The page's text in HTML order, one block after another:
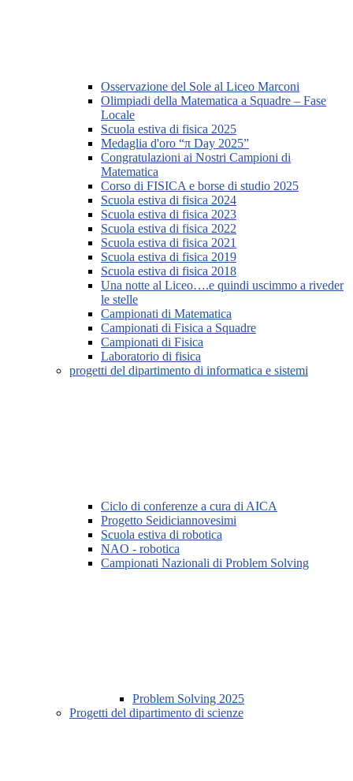
Osservazione del Sole al Liceo Marconi
Olimpiadi della Matematica a Squadre – Fase
Locale
Scuola estiva di fisica 2025
Medaglia d'oro “π Day 2025”
Congratulazioni ai Nostri Campioni di
Matematica
Corso di FISICA e borse di studio 2025
Scuola estiva di fisica 2024
Scuola estiva di fisica 2023
Scuola estiva di fisica 2022
Scuola estiva di fisica 2021
Scuola estiva di fisica 2019
Scuola estiva di fisica 2018
Una notte al Liceo….e quindi uscimmo a riveder
le stelle
Campionati di Matematica
Campionati di Fisica a Squadre
Campionati di Fisica
Laboratorio di fisica
progetti del dipartimento di informatica e sistemi
Ciclo di conferenze a cura di AICA
Progetto Seidiciannovesimi
Scuola estiva di robotica
NAO - robotica
Campionati Nazionali di Problem Solving
Problem Solving 2025
Progetti del dipartimento di scienze